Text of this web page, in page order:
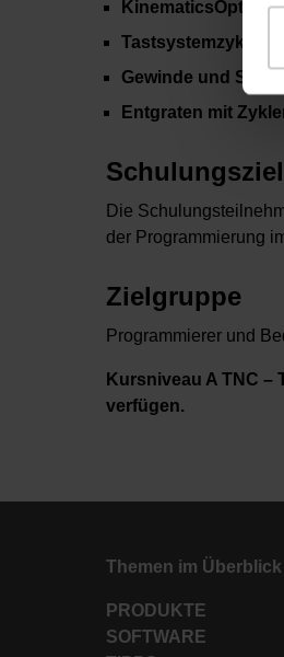
KinematicsOpt
Tastsystemzyklen
Gewinde und Spirale
Entgraten mit
Schulungsziel
Die
der Programmierung
Zielgruppe
Programmierer und
Kursniveau A TNC
verfügen.
Themen im Überblick
PRODUKTE
SOFTWARE